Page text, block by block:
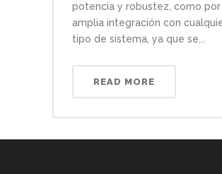
potencia y robustez, como por
amplia integración con
tipo de sistema, ya que se...
READ MORE